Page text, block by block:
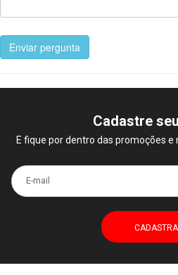
Enviar pergunta
Cadastre
E fique por dentro das promoções e
E-mail